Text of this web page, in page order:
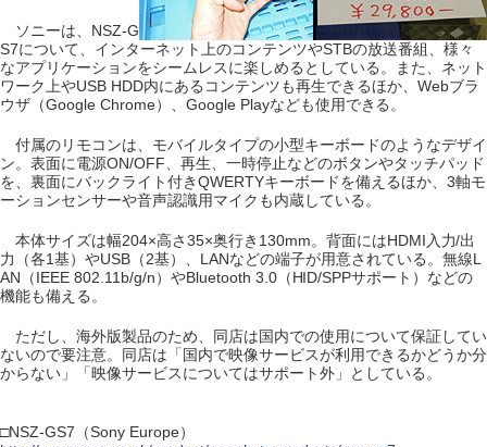
ソニーは、NSZ-G
S7について、インターネット上のコンテンツやSTBの放送番組、様々
なアプリケーションをシームレスに楽しめるとしている。また、ネット
ワーク上やUSB HDD内にあるコンテンツも再生できるほか、Webブラ
ウザ（Google Chrome）、Google Playなども使用できる。
付属のリモコンは、モバイルタイプの小型キーボードのようなデザイ
ン。表面に電源ON/OFF、再生、一時停止などのボタンやタッチパッド
を、裏面にバックライト付きQWERTYキーボードを備えるほか、3軸モ
ーションセンサーや音声認識用マイクも内蔵している。
本体サイズは幅204×高さ35×奥行き130mm。背面にはHDMI入力/出
力（各1基）やUSB（2基）、LANなどの端子が用意されている。無線L
AN（IEEE 802.11b/g/n）やBluetooth 3.0（HID/SPPサポート）などの
機能も備える。
ただし、海外版製品のため、同店は国内での使用について保証してい
ないので要注意。同店は「国内で映像サービスが利用できるかどうか分
からない」「映像サービスについてはサポート外」としている。
□NSZ-GS7（Sony Europe）